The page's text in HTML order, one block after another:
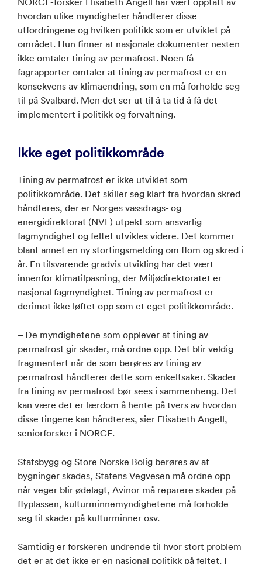
hvordan ulike myndigheter håndterer disse
utfordringene og hvilken politikk som er utviklet på
området. Hun finner at nasjonale dokumenter nesten
ikke omtaler tining av permafrost. Noen få
fagrapporter omtaler at tining av permafrost er en
konsekvens av klimaendring, som en må forholde seg
til på Svalbard. Men det ser ut til å ta tid å få det
implementert i politikk og forvaltning.
Ikke eget politikkområde
Tining av permafrost er ikke utviklet som
politikkområde. Det skiller seg klart fra hvordan skred
håndteres, der er Norges vassdrags- og
energidirektorat (NVE) utpekt som ansvarlig
fagmyndighet og feltet utvikles videre. Det kommer
blant annet en ny stortingsmelding om flom og skred i
år. En tilsvarende gradvis utvikling har det vært
innenfor klimatilpasning, der Miljødirektoratet er
nasjonal fagmyndighet. Tining av permafrost er
derimot ikke løftet opp som et eget politikkområde.
– De myndighetene som opplever at tining av
permafrost gir skader, må ordne opp. Det blir veldig
fragmentert når de som berøres av tining av
permafrost håndterer dette som enkeltsaker. Skader
fra tining av permafrost bør sees i sammenheng. Det
kan være det er lærdom å hente på tvers av hvordan
disse tingene kan håndteres, sier Elisabeth Angell,
seniorforsker i NORCE.
Statsbygg og Store Norske Bolig berøres av at
bygninger skades, Statens Vegvesen må ordne opp
når veger blir ødelagt, Avinor må reparere skader på
flyplassen, kulturminnemyndighetene må forholde
seg til skader på kulturminner osv.
Samtidig er forskeren undrende til hvor stort problem
det er at det ikke er en nasjonal politikk på feltet. I